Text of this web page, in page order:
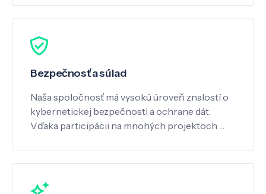
Bezpečnosť a súlad
Naša spoločnosť má vysokú úroveň znalostí o
kybernetickej bezpečnosti a ochrane dát.
Vďaka participácii na mnohých projektoch …